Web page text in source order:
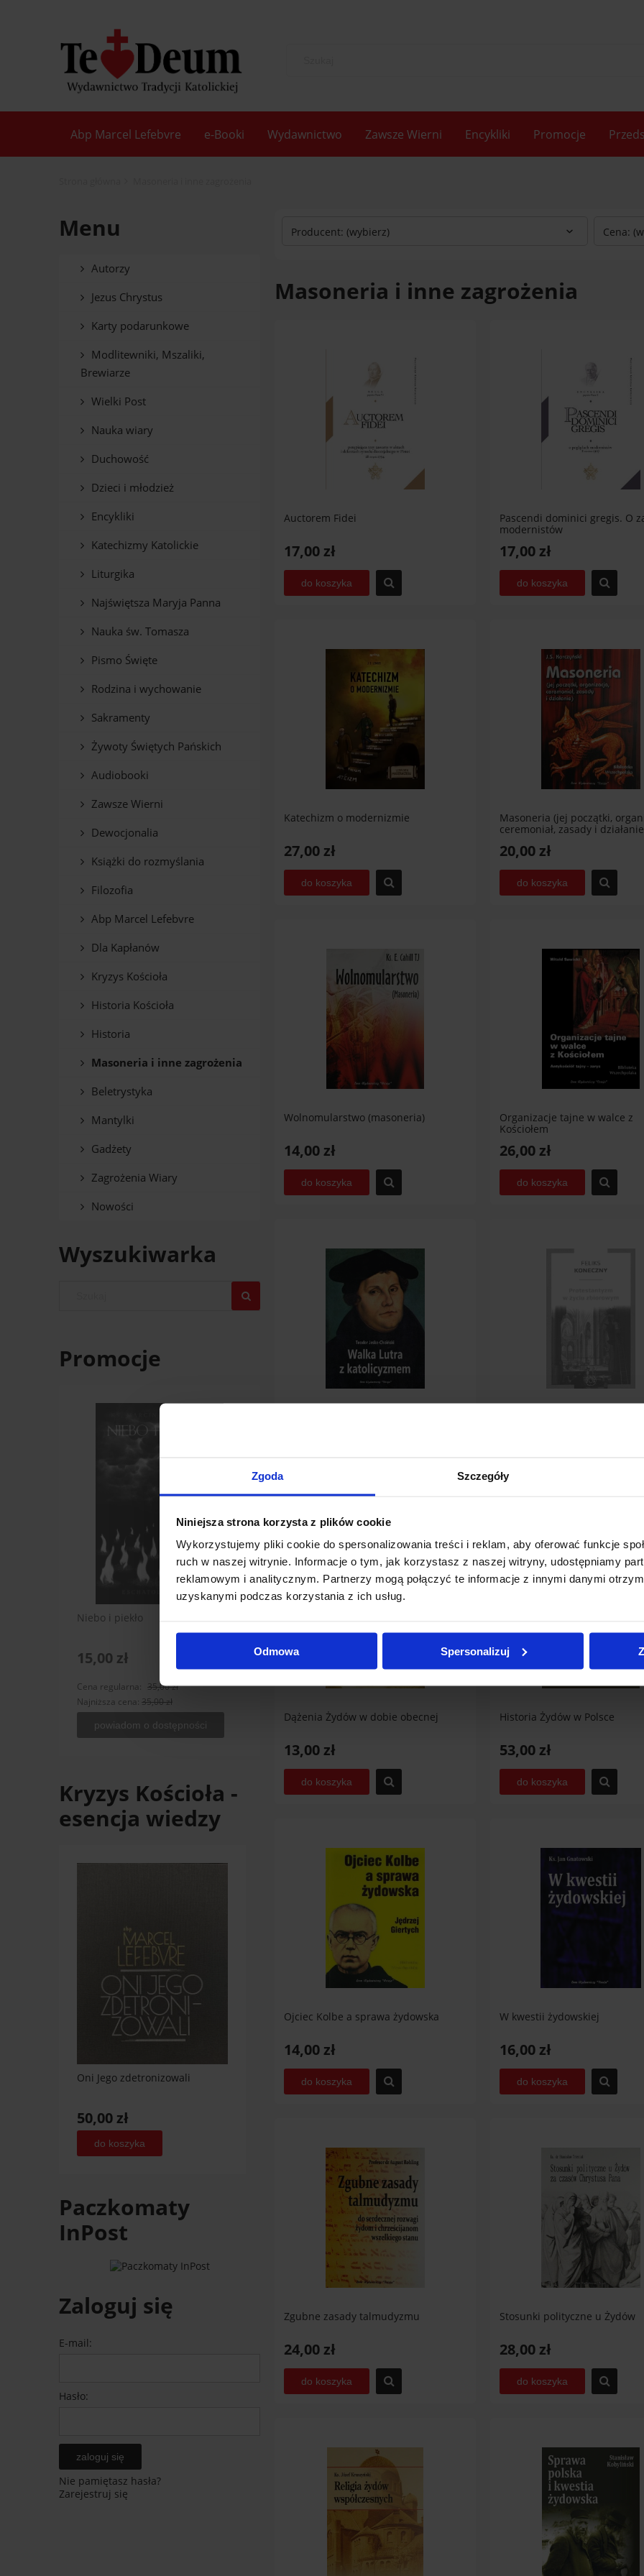
Zgoda Szczegóły
Niniejsza strona korzysta z plików cookie
Wykorzystujemy pliki cookie do spersonalizowania treści i reklam, aby oferować funkcje
ruch w naszej witrynie. Informacje o tym, jak korzystasz z naszej witryny, udostępniamy
reklamowym i analitycznym. Partnerzy mogą połączyć te informacje z innymi danymi
uzyskanymi podczas korzystania z ich usług.
Odmowa Spersonalizuj
Abp Marcel Lefebvre e-Booki Wydawnictwo Zawsze Wierni Encykliki Promocje
Menu
Autorzy
Jezus Chrystus
Karty podarunkowe
Modlitewniki, Mszaliki,
Brewiarze
Wielki Post
Nauka wiary
Duchowość
Dzieci i młodzież
Encykliki
Katechizmy Katolickie
Liturgika
Najświętsza Maryja Panna
Nauka św. Tomasza
Pismo Święte
Rodzina i wychowanie
Sakramenty
Żywoty Świętych Pańskich
Audiobooki
Zawsze Wierni
Dewocjonalia
Książki do rozmyślania
Filozofia
Abp Marcel Lefebvre
Dla Kapłanów
Kryzys Kościoła
Historia Kościoła
Historia
Masoneria i inne zagrożenia
Beletrystyka
Mantylki
Gadżety
Zagrożenia Wiary
Nowości
Wyszukiwarka
Promocje
Niebo i piekło
15,00 zł
Cena regularna: 35,00 zł
Najniższa cena: 35,00 zł
powiadom o dostępności
15,00 zł
Cena regularna: 30,00 zł
powiadom o dostępności
15,00 zł
Cena regularna: 35,00 zł
powiadom o dostępności
Kryzys Kościoła -
esencja wiedzy
Oni Jego zdetronizowali
50,00 zł
do koszyka
Paczkomaty
InPost
Zaloguj się
E-mail:
Hasło:
zaloguj się
Nie pamiętasz hasła?
Zarejestruj się
Producent: (wybierz) Cena:
Masoneria i inne zagrożenia
Auctorem Fidei
17,00 zł
do koszyka
Pascendi dominici gregis. O
modernistów
17,00 zł
do koszyka
Katechizm o modernizmie
27,00 zł
do koszyka
Masoneria (jej początki,
ceremoniał, zasady i
20,00 zł
do koszyka
Wolnomularstwo (masoneria)
14,00 zł
do koszyka
Organizacje tajne w walce z
Kościołem
26,00 zł
do koszyka
Dążenia Żydów w dobie obecnej
13,00 zł
do koszyka
Historia Żydów w Polsce
53,00 zł
do koszyka
Ojciec Kolbe a sprawa żydowska
14,00 zł
do koszyka
W kwestii żydowskiej
16,00 zł
do koszyka
Zgubne zasady talmudyzmu
24,00 zł
do koszyka
Stosunki polityczne u Żydów
28,00 zł
do koszyka